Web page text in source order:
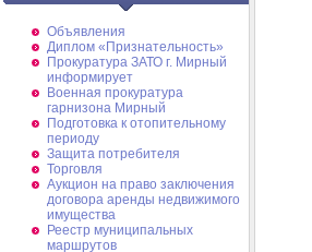
Объявления
Диплом «Признательность»
Прокуратура ЗАТО г. Мирный
информирует
Военная прокуратура
гарнизона Мирный
Подготовка к отопительному
периоду
Защита потребителя
Торговля
Аукцион на право заключения
договора аренды недвижимого
имущества
Реестр муниципальных
маршрутов